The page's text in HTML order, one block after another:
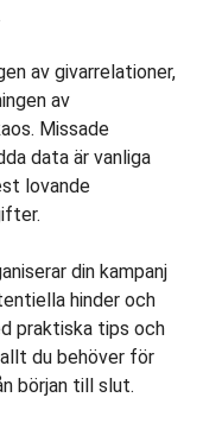
av givarrelationer,
av
Missade
data är vanliga
lovande
din kampanj
hinder och
praktiska tips och
du behöver för
början till slut.